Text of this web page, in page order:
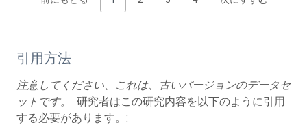
引用方法
注意してください、これは、古いバージョンのデータセ
ットです。
研究者はこの研究内容を以下のように引用
する必要があります。: